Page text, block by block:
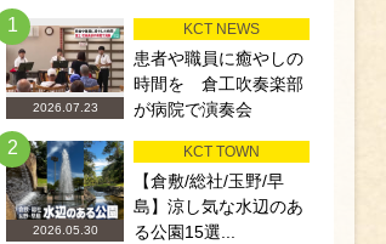
1
2026.07.23
KCT NEWS
患者や職員に癒やしの
時間を 倉工吹奏楽部
が病院で演奏会
2
2026.05.30
KCT TOWN
【倉敷/総社/玉野/早
島】涼し気な水辺のあ
る公園15選...